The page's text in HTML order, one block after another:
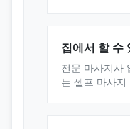
집에서 할 수
전문 마사지사
는 셀프 마사지